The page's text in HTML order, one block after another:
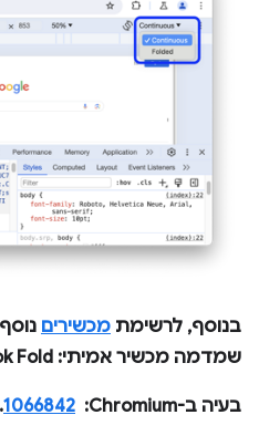
בנוסף, לרשימת מכשירים
שמדמה מכשיר אמיתי: Asus Zenbook Fold.
בעיה ב-Chromium: ‏ 1066842
.